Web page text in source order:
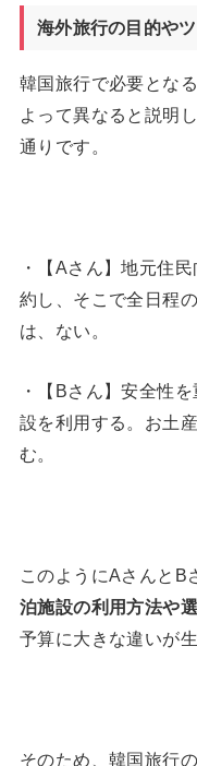
海外旅行の目的や
韓国旅行で必要とな
よって異なると説明
通りです。
・【Aさん】地元住
約し、そこで全日程
は、ない。
・【Bさん】安全性
設を利用する。お土
む。
このようにAさんとB
泊施設の利用方法や
予算に大きな違いが生
そのため、韓国旅行